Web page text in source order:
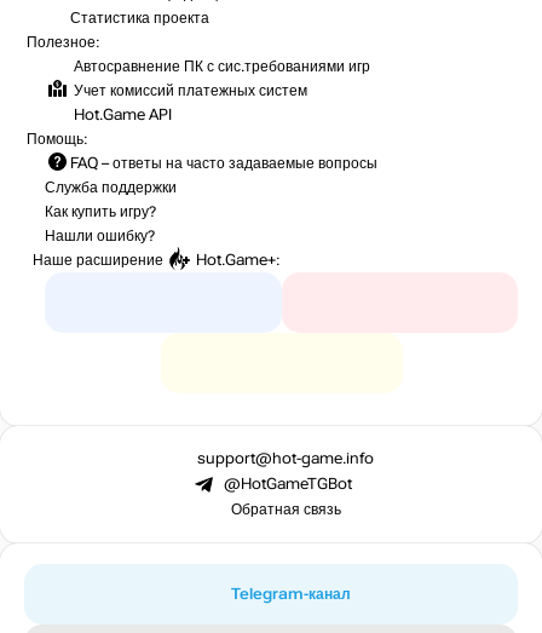
Статистика проекта
Полезное:
Автосравнение ПК с сис.требованиями игр
Учет комиссий платежных систем
Hot.Game API
Помощь:
FAQ – ответы на часто задаваемые вопросы
Служба поддержки
Как купить игру?
Нашли ошибку?
Наше расширение
Hot.Game+:
support@hot-game.info
@HotGameTGBot
Обратная связь
Telegram-канал